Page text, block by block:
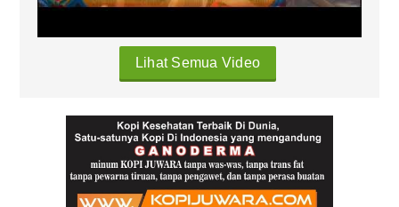
Lihat Semua Video